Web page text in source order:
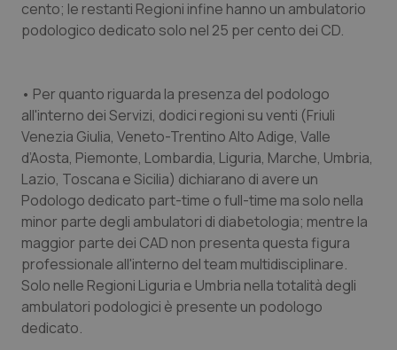
cento; le restanti Regioni infine hanno un ambulatorio
podologico dedicato solo nel 25 per cento dei CD.
• Per quanto riguarda la presenza del podologo
all'interno dei Servizi, dodici regioni su venti (Friuli
Venezia Giulia, Veneto-Trentino Alto Adige, Valle
d’Aosta, Piemonte, Lombardia, Liguria, Marche, Umbria,
Lazio, Toscana e Sicilia) dichiarano di avere un
Podologo dedicato part-time o full-time ma solo nella
minor parte degli ambulatori di diabetologia; mentre la
maggior parte dei CAD non presenta questa figura
professionale all'interno del team multidisciplinare.
Solo nelle Regioni Liguria e Umbria nella totalità degli
ambulatori podologici è presente un podologo
dedicato.
I cookie necessari contribuiscono a rendere fruibile il
sito web abilitandone funzionalità di base quali la
navigazione sulle pagine e l'accesso alle aree
Nome
Fornitore/Dominio
VISITOR_PRIVACY_METADATA
YouTube
.youtube.com